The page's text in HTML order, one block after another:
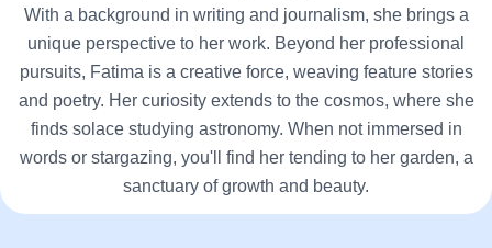
With a background in writing and journalism, she brings a
unique perspective to her work. Beyond her professional
pursuits, Fatima is a creative force, weaving feature stories
and poetry. Her curiosity extends to the cosmos, where she
finds solace studying astronomy. When not immersed in
words or stargazing, you'll find her tending to her garden, a
sanctuary of growth and beauty.